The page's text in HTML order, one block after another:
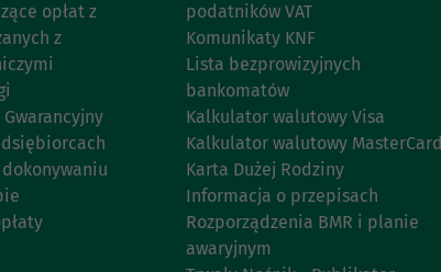
opłat z
z
Gwarancyjny
podatników VAT
Komunikaty KNF
Lista bezprowizyjnych
bankomatów
Kalkulator walutowy Visa
Kalkulator walutowy MasterCard
Karta Dużej Rodziny
Informacja o przepisach
Rozporządzenia BMR i planie
awaryjnym